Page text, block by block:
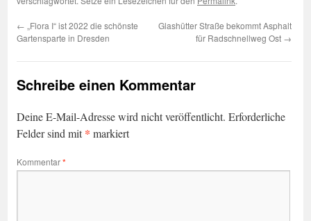
← „Flora I“ ist 2022 die schönste
Gartensparte in Dresden
Glashütter Straße bekommt Asphalt
für Radschnellweg Ost →
Schreibe einen Kommentar
Deine E-Mail-Adresse wird nicht veröffentlicht. Erforderliche
Felder sind mit* markiert
Kommentar*